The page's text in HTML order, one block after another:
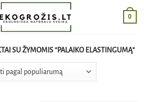
0
SU ŽYMOMIS “PALAIKO ELASTINGUMĄ”